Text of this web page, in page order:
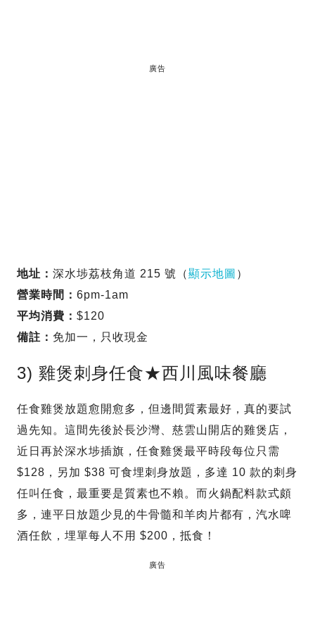
廣告
地址： 深水埗荔枝角道 215 號（顯示地圖 ）
營業時間： 6pm-1am
平均消費： $120
備註： 免加一，只收現金
3) 雞煲刺身任食★西川風味餐廳
任食雞煲放題愈開愈多，但邊間質素最好，真的要試
過先知。這間先後於長沙灣、慈雲山開店的雞煲店，
近日再於深水埗插旗，任食雞煲最平時段每位只需
$128，另加 $38 可食埋刺身放題，多達 10 款的刺身
任叫任食，最重要是質素也不賴。而火鍋配料款式頗
多，連平日放題少見的牛骨髓和羊肉片都有，汽水啤
酒任飲，埋單每人不用 $200，抵食！
廣告